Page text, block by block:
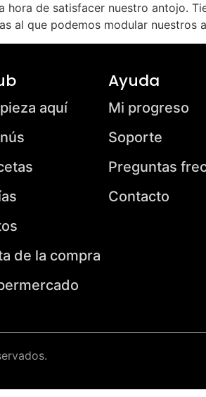
hora de satisfacer nuestro antojo.
al que podemos modular nuestros
aquí
de la compra
Ayuda
Mi progreso
Soporte
Preguntas
Contacto